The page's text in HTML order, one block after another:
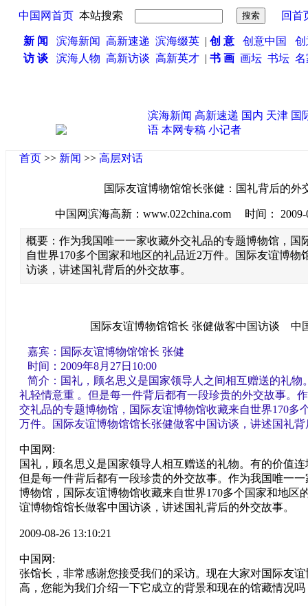
中国网首页 本站搜索 回首
新 闻 滨海新闻 高新速递 滨海缀英 | 创 意 创意中国
访 谈
滨海人物 高新访谈 高新英才 | 书 画 画坛 书坛 名
滨海新闻 高新速递 国内 天津 国
语 本网专稿 小记者
首页 >> 新闻 >> 高层对话
国际友谊博物馆馆长张健：国礼背后的外
中国网滨海高新：www.022china.com 时间： 2009-
概要：作为我国唯一一家收藏外交礼品的专题博物馆，国
自世界170多个国家和地区的礼品近2万件。国际友谊博物
访谈，讲述国礼背后的外交故事。
国际友谊博物馆馆长 张健做客中国访谈 中
嘉宾：国际友谊博物馆馆长 张健
时间：2009年8月27日10:00
简介：国礼，顾名思义是国家领导人之间相互赠送的礼物
礼轻情意重 。但是每一件背后都有一段珍贵的外交故事。
交礼品的专题博物馆，国际友谊博物馆收藏来自世界170多
万件。国际友谊博物馆馆长张健做客中国访谈，讲述国礼
中国网:
国礼，顾名思义是国家领导人相互赠送的礼物。有的价值
但是每一件背后都有一段珍贵的外交故事。作为我国唯一
博物馆，国际友谊博物馆收藏来自世界170多个国家和地区
谊博物馆馆长做客中国访谈，讲述国礼背后的外交故事。
2009-08-26 13:10:21
中国网:
张馆长，非常感谢您接受我们的采访。现在大家对国际友
高，您能为我们介绍一下它成立的背景和现在的馆藏情况